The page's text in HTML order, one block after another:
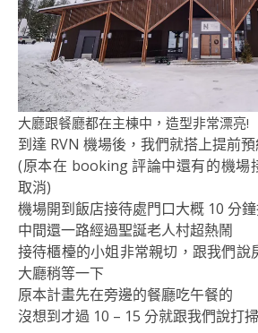
大廳跟餐廳都在主棟中，造型非常漂亮!
到達 RVN 機場後，我們就搭上提前
(原本在 booking 評論中還有的機場
取消)
機場開到飯店接待處門口大概 10 分
中間還一路經過聖誕老人村超熱鬧
接待櫃檯的小姐非常親切，跟我們說
大廳稍等一下
原本計畫先在旁邊的餐廳吃午餐的
沒想到才過 10 – 15 分就跟我們說打